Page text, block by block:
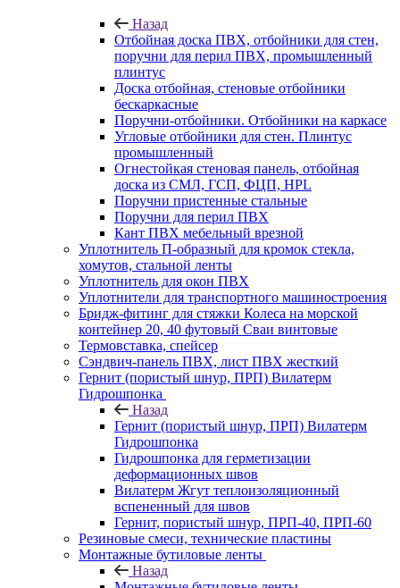
Назад
Отбойная доска ПВХ, отбойники для стен,
поручни для перил ПВХ, промышленный
плинтус
Доска отбойная, стеновые отбойники
бескаркасные
Поручни-отбойники. Отбойники на каркасе
Угловые отбойники для стен. Плинтус
промышленный
Огнестойкая стеновая панель, отбойная
доска из СМЛ, ГСП, ФЦП, HPL
Поручни пристенные стальные
Поручни для перил ПВХ
Кант ПВХ мебельный врезной
Уплотнитель П-образный для кромок стекла,
хомутов, стальной ленты
Уплотнитель для окон ПВХ
Уплотнители для транспортного машиностроения
Бридж-фитинг для стяжки Колеса на морской
контейнер 20, 40 футовый Сваи винтовые
Термовставка, спейсер
Сэндвич-панель ПВХ, лист ПВХ жесткий
Гернит (пористый шнур, ПРП) Вилатерм
Гидрошпонка
Назад
Гернит (пористый шнур, ПРП) Вилатерм
Гидрошпонка
Гидрошпонка для герметизации
деформационных швов
Вилатерм Жгут теплоизоляционный
вспененный для швов
Гернит, пористый шнур, ПРП-40, ПРП-60
Резиновые смеси, технические пластины
Монтажные бутиловые ленты
Назад